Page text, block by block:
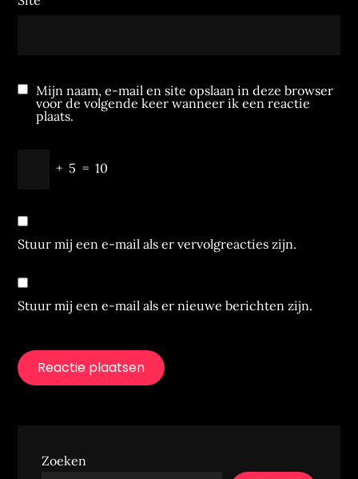
Mijn naam, e-mail en site opslaan in deze browser
voor de volgende keer wanneer ik een reactie
plaats.
+ 5 = 10
Stuur mij een e-mail als er vervolgreacties zijn.
Stuur mij een e-mail als er nieuwe berichten zijn.
Zoeken